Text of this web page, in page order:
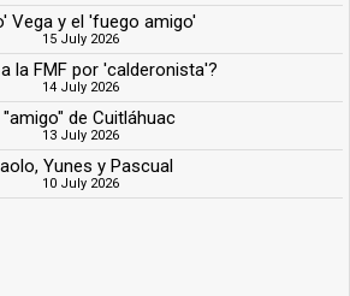
Vega y el 'fuego amigo'
15 July 2026
la FMF por 'calderonista'?
14 July 2026
"amigo" de Cuitláhuac
13 July 2026
Yunes y Pascual
10 July 2026